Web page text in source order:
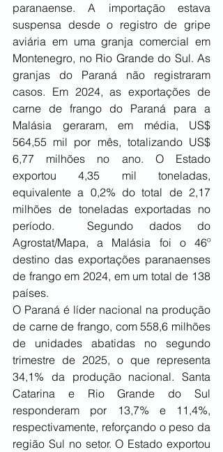
paranaense. A importação estava
suspensa desde o registro de gripe
aviária em uma granja comercial em
Montenegro, no Rio Grande do Sul. As
granjas do Paraná não registraram
casos. Em 2024, as exportações de
carne de frango do Paraná para a
Malásia geraram, em média, US$
564,55 mil por mês, totalizando US$
6,77 milhões no ano. O Estado
exportou 4,35 mil toneladas,
equivalente a 0,2% do total de 2,17
milhões de toneladas exportadas no
período.  Segundo dados do
Agrostat/Mapa, a Malásia foi o 46º
destino das exportações paranaenses
de frango em 2024, em um total de 138
países.
O Paraná é líder nacional na produção
de carne de frango, com 558,6 milhões
de unidades abatidas no segundo
trimestre de 2025, o que representa
34,1% da produção nacional. Santa
Catarina e Rio Grande do Sul
responderam por 13,7% e 11,4%,
respectivamente, reforçando o peso da
região Sul no setor. O Estado exportou